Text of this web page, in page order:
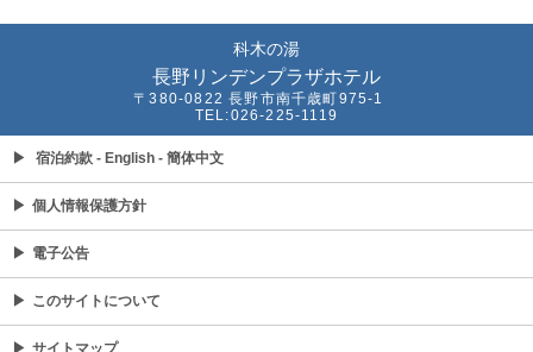
科木の湯
長野リンデンプラザホテル
〒380-0822 長野市南千歳町975-1
TEL:026-225-1119
▶ 宿泊約款 - English - 簡体中文
▶ 個人情報保護方針
▶ 電子公告
▶ このサイトについて
▶ サイトマップ